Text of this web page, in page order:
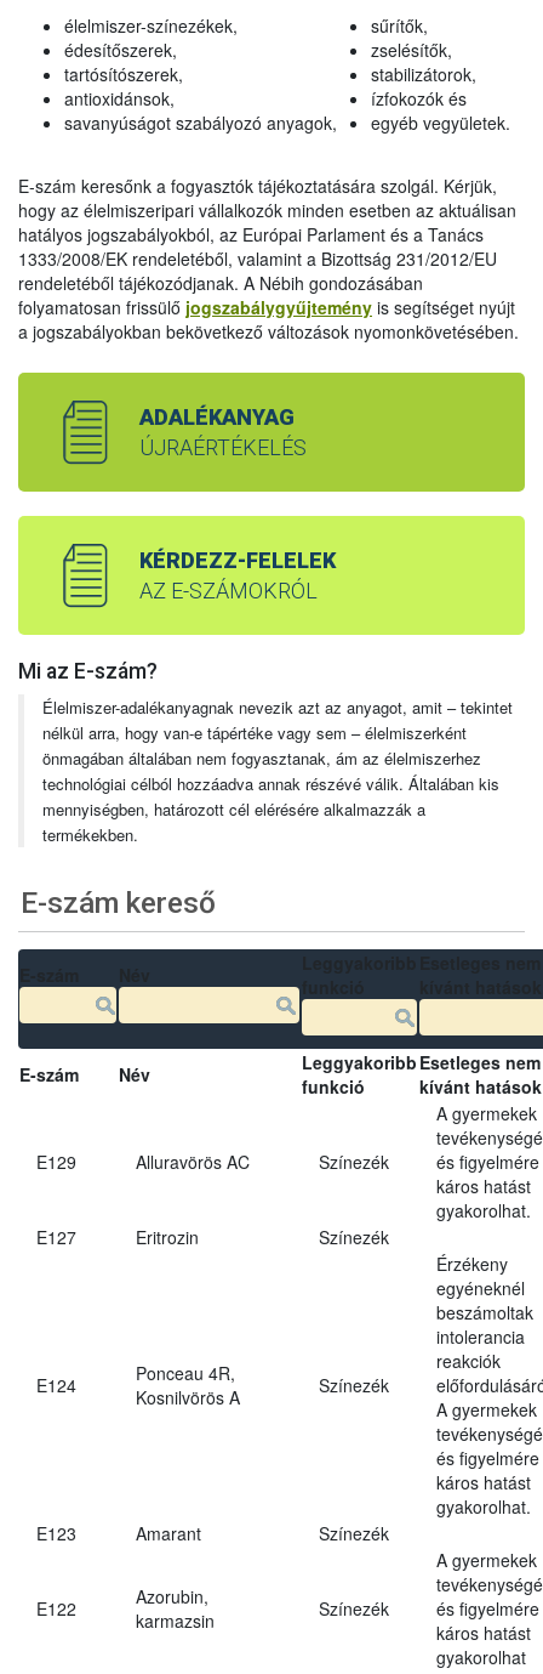
élelmiszer-színezékek,
édesítőszerek,
tartósítószerek,
antioxidánsok,
savanyúságot szabályozó anyagok,
sűrítők,
zselésítők,
stabilizátorok,
ízfokozók és
egyéb vegyületek.
E-szám keresőnk a fogyasztók tájékoztatására szolgál. Kérjük,
hogy az élelmiszeripari vállalkozók minden esetben az aktuálisan
hatályos jogszabályokból, az Európai Parlament és a Tanács
1333/2008/EK rendeletéből, valamint a Bizottság 231/2012/EU
rendeletéből tájékozódjanak. A Nébih gondozásában
folyamatosan frissülő jogszabálygyűjtemény is segítséget nyújt
a jogszabályokban bekövetkező változások nyomonkövetésében.
ADALÉKANYAG
ÚJRAÉRTÉKELÉS
KÉRDEZZ-FELELEK
AZ E-SZÁMOKRÓL
Mi az E-szám?
Élelmiszer-adalékanyagnak nevezik azt az anyagot, amit – tekintet
nélkül arra, hogy van-e tápértéke vagy sem – élelmiszerként
önmagában általában nem fogyasztanak, ám az élelmiszerhez
technológiai célból hozzáadva annak részévé válik. Általában kis
mennyiségben, határozott cél elérésére alkalmazzák a
termékekben.
E-szám kereső
E-szám Név
Leggyakoribb
funkció
Esetleges nem
kívánt hatások
E129 Alluravörös AC Színezék
A gyermekek
és figyelmére
káros hatást
gyakorolhat.
E127
Eritrozin Színezék
E124
Ponceau 4R,
Kosnilvörös A
Színezék
Érzékeny
egyéneknél
beszámoltak
intolerancia
reakciók
A gyermekek
és figyelmére
káros hatást
gyakorolhat.
E123
Amarant Színezék
E122
Azorubin,
karmazsin
Színezék
A gyermekek
és figyelmére
káros hatást
gyakorolhat